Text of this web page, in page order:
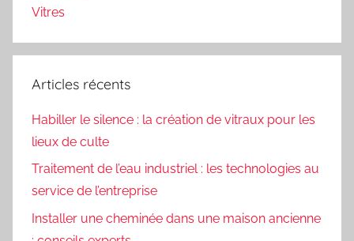
Vitres
Articles récents
Habiller le silence : la création de vitraux pour les
lieux de culte
Traitement de l’eau industriel : les technologies au
service de l’entreprise
Installer une cheminée dans une maison ancienne